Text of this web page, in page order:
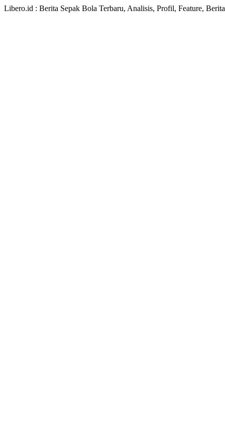
Libero.id : Berita Sepak Bola Terbaru, Analisis, Profil, Feature,